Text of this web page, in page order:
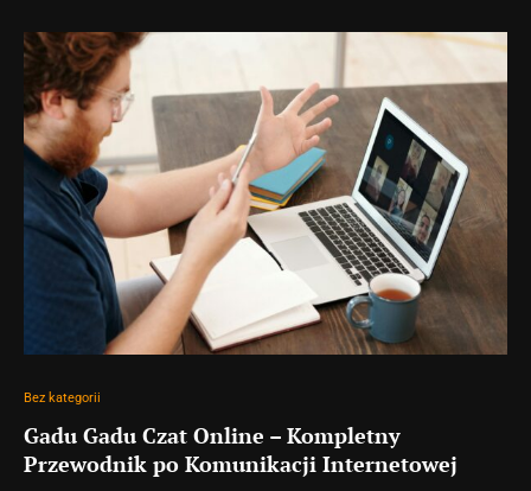
Bez kategorii
Gadu Gadu Czat Online – Kompletny
Przewodnik po Komunikacji Internetowej